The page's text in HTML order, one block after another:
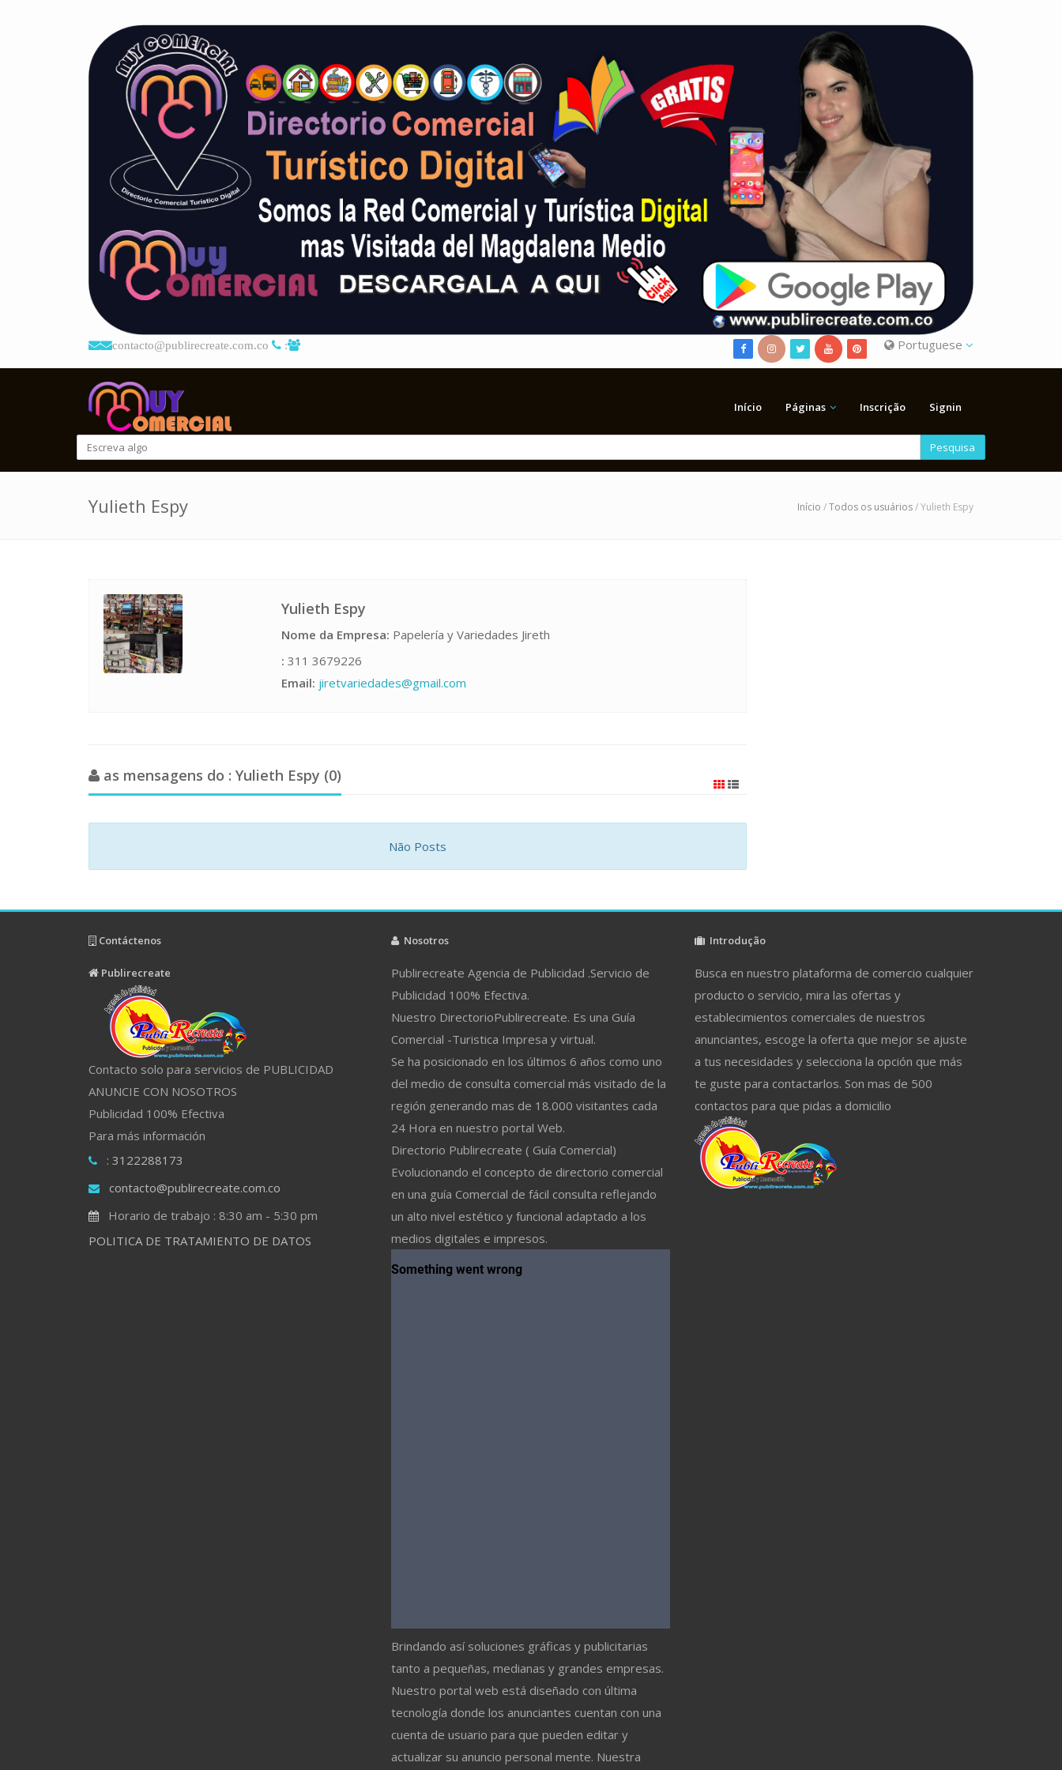
contacto@publirecreate.com.co : Portuguese
Início Páginas Inscrição Signin
Pesquisa
Yulieth Espy Início /Todos os usuários/ Yulieth Espy
Yulieth Espy
Nome da Empresa: Papelería y Variedades Jireth
: 311 3679226
Email: jiretvariedades@gmail.com
as mensagens do : Yulieth Espy (0)
Não Posts
Contáctenos
Publirecreate
Contacto solo para servicios de PUBLICIDAD
ANUNCIE CON NOSOTROS
Publicidad 100% Efectiva
Para más información
: 3122288173
contacto@publirecreate.com.co
Horario de trabajo : 8:30 am - 5:30 pm
POLITICA DE TRATAMIENTO DE DATOS
Nosotros
Publirecreate Agencia de Publicidad .Servicio de
Publicidad 100% Efectiva.
Nuestro DirectorioPublirecreate. Es una Guía
Comercial -Turistica Impresa y virtual.
Se ha posicionado en los últimos 6 años como uno
del medio de consulta comercial más visitado de la
región generando mas de 18.000 visitantes cada
24 Hora en nuestro portal Web.
Directorio Publirecreate ( Guía Comercial)
Evolucionando el concepto de directorio comercial
en una guía Comercial de fácil consulta reflejando
un alto nivel estético y funcional adaptado a los
medios digitales e impresos.
Brindando así soluciones gráficas y publicitarias
tanto a pequeñas, medianas y grandes empresas.
Nuestro portal web está diseñado con última
tecnología donde los anunciantes cuentan con una
cuenta de usuario para que pueden editar y
actualizar su anuncio personal mente. Nuestra
Introdução
Busca en nuestro plataforma de comercio cualquier
producto o servicio, mira las ofertas y
establecimientos comerciales de nuestros
anunciantes, escoge la oferta que mejor se ajuste
a tus necesidades y selecciona la opción que más
te guste para contactarlos. Son mas de 500
contactos para que pidas a domicilio